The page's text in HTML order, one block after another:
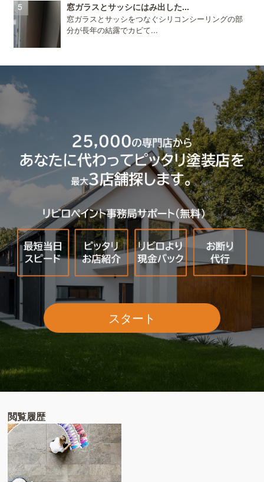
窓ガラスとサッシにはみ出した...
窓ガラスとサッシをつなぐシリコンシーリングの部
分が長年の結露でカビて...
スタート
閲覧履歴